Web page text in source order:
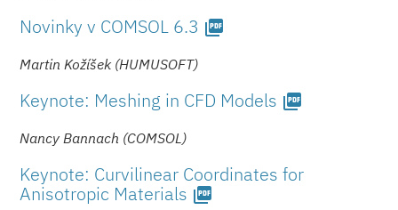
Novinky v COMSOL 6.3 picture_as_pdf
Martin Kožíšek (HUMUSOFT)
Keynote: Meshing in CFD Models picture_as_pdf
Nancy Bannach (COMSOL)
Keynote: Curvilinear Coordinates for
Anisotropic Materials picture_as_pdf